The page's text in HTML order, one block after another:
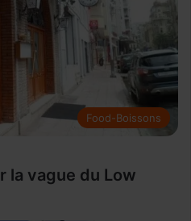
Food-Boissons
la vague du Low